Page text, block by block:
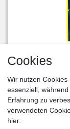
Cookies
Wir nutzen
essenziell,
Erfahrung zu
verwendeten
hier: